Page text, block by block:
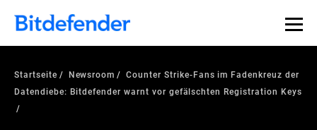
Startseite Newsroom
Counter Strike-Fans im Fadenkreuz der
Datendiebe: Bitdefender warnt vor gefälschten Registration Keys